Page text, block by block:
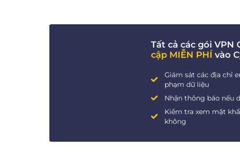
Tất cả các gói VPN
cập MIỄN PHÍ vào
Giám sát các địa chỉ
phạm dữ liệu
Nhận thông báo nếu
Kiểm tra xem mật
không